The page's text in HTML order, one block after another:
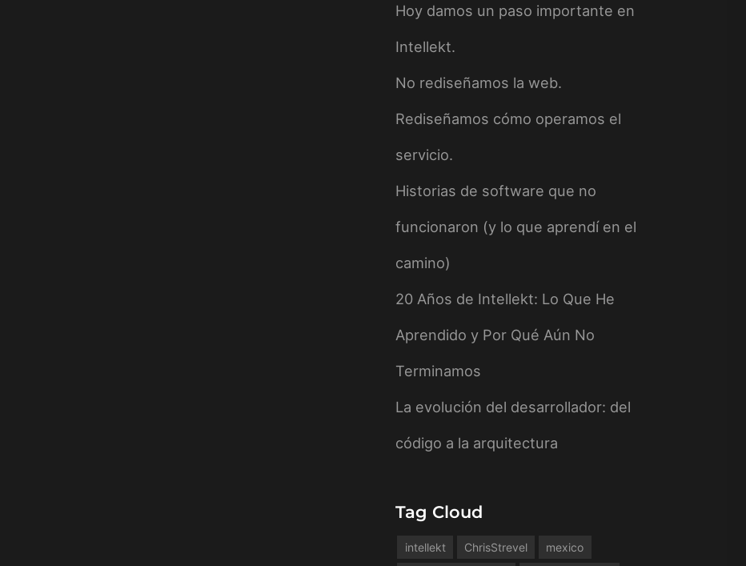
Hoy damos un paso importante en
Intellekt.
No rediseñamos la web.
Rediseñamos cómo operamos el
servicio.
Historias de software que no
funcionaron (y lo que aprendí en el
camino)
20 Años de Intellekt: Lo Que He
Aprendido y Por Qué Aún No
Terminamos
La evolución del desarrollador: del
código a la arquitectura
Tag Cloud
intellekt ChrisStrevel mexico